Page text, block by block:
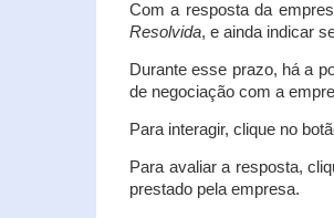
Com a resposta da
Resolvida, e ainda indicar
Durante esse prazo, há a
de negociação com a
Para interagir, clique no
Para avaliar a resposta,
prestado pela empresa.